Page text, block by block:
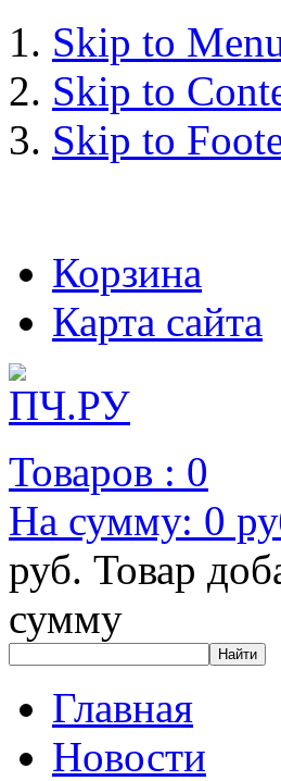
Skip to
Skip to
Skip to
Корзина
Карта сайта
Товаров : 0
На сумму: 0
руб. Товар
сумму
Главная
Новости